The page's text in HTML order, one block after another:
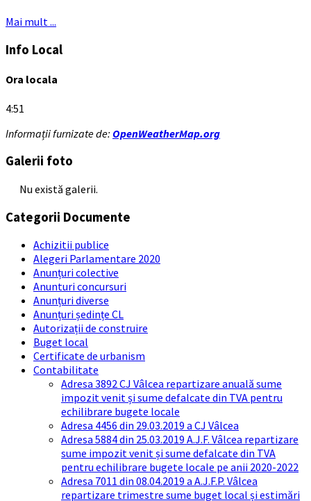
Mai mult ...
Info Local
Ora locala
4:51
Informații furnizate de: OpenWeatherMap.org
Galerii foto
Nu există galerii.
Categorii Documente
Achizitii publice
Alegeri Parlamentare 2020
Anunțuri colective
Anunturi concursuri
Anunțuri diverse
Anunțuri ședințe CL
Autorizații de construire
Buget local
Certificate de urbanism
Contabilitate
Adresa 3892 CJ Vâlcea repartizare anuală sume
impozit venit și sume defalcate din TVA pentru
echilibrare bugete locale
Adresa 4456 din 29.03.2019 a CJ Vâlcea
Adresa 5884 din 25.03.2019 A.J.F. Vâlcea repartizare
sume impozit venit și sume defalcate din TVA
pentru echilibrare bugete locale pe anii 2020-2022
Adresa 7011 din 08.04.2019 a A.J.F.P. Vâlcea
repartizare trimestre sume buget local și estimări